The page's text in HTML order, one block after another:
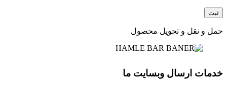
حمل و نقل و تحویل محصول
خدمات ارسال وبسایت ما